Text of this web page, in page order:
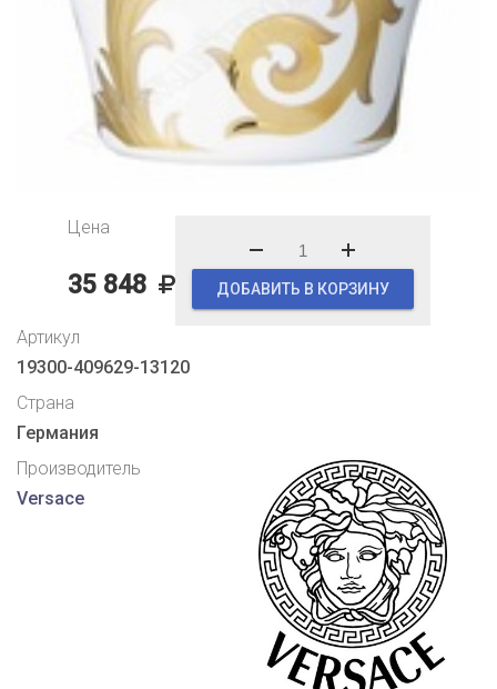
Цена
35 848 ДОБАВИТЬ В КОРЗИНУ
Артикул
19300-409629-13120
Страна
Германия
Производитель
Versace